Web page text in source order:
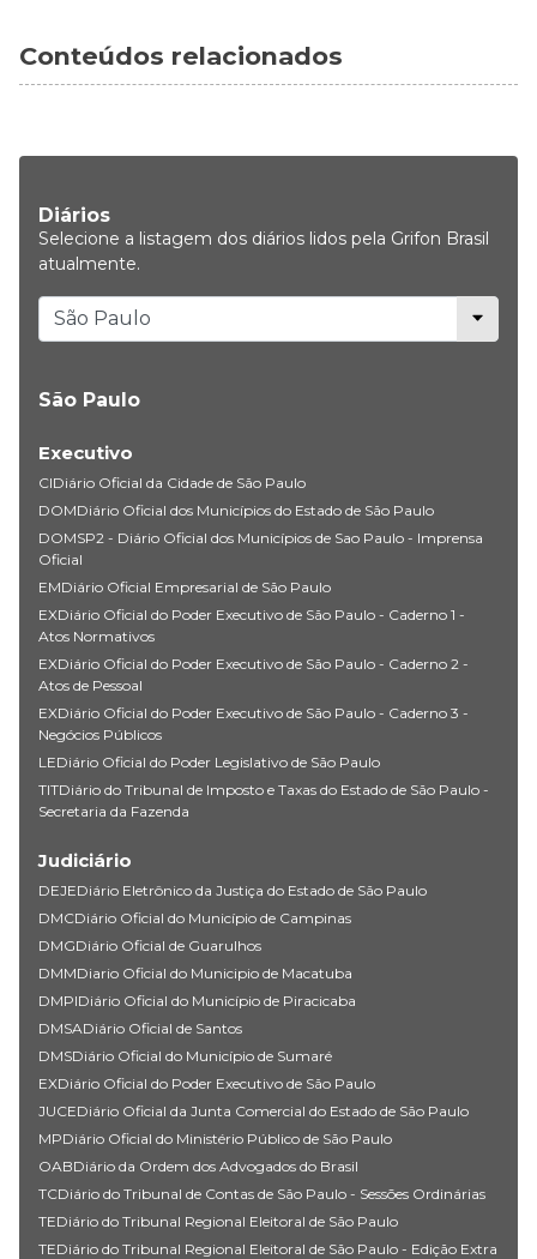
Conteúdos relacionados
Diários
Selecione a listagem dos diários lidos pela Grifon Brasil
atualmente.
São Paulo
Executivo
CIDiário Oficial da Cidade de São Paulo
DOMDiário Oficial dos Municípios do Estado de São Paulo
DOMSP2 - Diário Oficial dos Municípios de Sao Paulo - Imprensa
Oficial
EMDiário Oficial Empresarial de São Paulo
EXDiário Oficial do Poder Executivo de São Paulo - Caderno 1 -
Atos Normativos
EXDiário Oficial do Poder Executivo de São Paulo - Caderno 2 -
Atos de Pessoal
EXDiário Oficial do Poder Executivo de São Paulo - Caderno 3 -
Negócios Públicos
LEDiário Oficial do Poder Legislativo de São Paulo
TITDiário do Tribunal de Imposto e Taxas do Estado de São Paulo -
Secretaria da Fazenda
Judiciário
DEJEDiário Eletrônico da Justiça do Estado de São Paulo
DMCDiário Oficial do Município de Campinas
DMGDiário Oficial de Guarulhos
DMMDiario Oficial do Municipio de Macatuba
DMPIDiário Oficial do Município de Piracicaba
DMSADiário Oficial de Santos
DMSDiário Oficial do Município de Sumaré
EXDiário Oficial do Poder Executivo de São Paulo
JUCEDiário Oficial da Junta Comercial do Estado de São Paulo
MPDiário Oficial do Ministério Público de São Paulo
OABDiário da Ordem dos Advogados do Brasil
TCDiário do Tribunal de Contas de São Paulo - Sessões Ordinárias
TEDiário do Tribunal Regional Eleitoral de São Paulo
TEDiário do Tribunal Regional Eleitoral de São Paulo - Edição Extra